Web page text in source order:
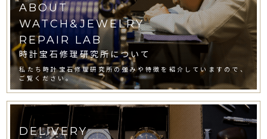
ABOUT
WATCH&JEWELRY
REPAIR LAB
時計宝石修理研究所について
私たち時計宝石修理研究所の強みや特徴を紹介していますので、
ご覧ください。
DELIVERY